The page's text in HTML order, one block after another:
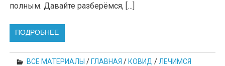
полным. Давайте разберёмся, […]
ПОДРОБНЕЕ
ВСЕ МАТЕРИАЛЫ / ГЛАВНАЯ / КОВИД / ЛЕЧИМСЯ